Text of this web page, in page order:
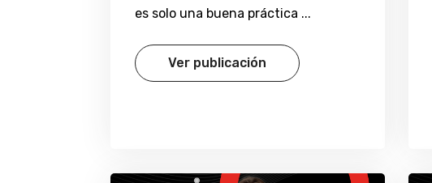
es solo una buena práctica ...
Ver publicación